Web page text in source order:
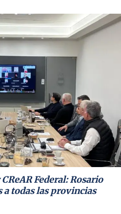
Federal: Rosario
a todas las provincias